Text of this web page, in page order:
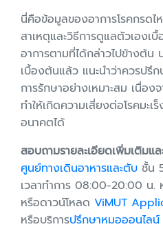
นี่คือข้อมูลของอาการโรคกรดไ
สาเหตุและวิธีการดูแลตัวเอง
อาการตามที่ได้กล่าวไปข้างต้น
เบื้องต้นแล้ว แนะนำว่าควรปรึ
การรักษาอย่างเหมาะสม เนื่อง
ทำให้เกิดความเสี่ยงต่อโรคมะเ
อนาคตได้
สอบถามรายละเอียดเพิ่มเติมแ
ศูนย์ทางเดินอาหารและตับ ชั้น
เวลาทำการ 08:00-20:00 น
หรือดาวน์โหลด ViMUT
หรือบริการปรึกษาหมอออนไลน์